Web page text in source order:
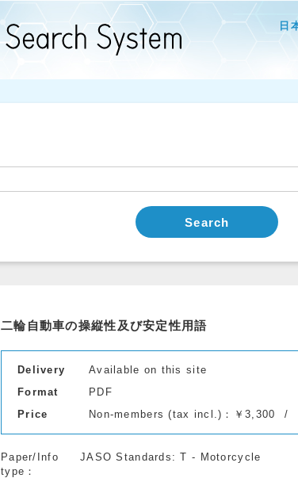
日
Search
二輪自動車の操縦性及び安定性用語
Delivery
Available on this site
Format
PDF
Price
Non-members (tax incl.)：￥3,300
Paper/Info
type
JASO Standards: T - Motorcycle